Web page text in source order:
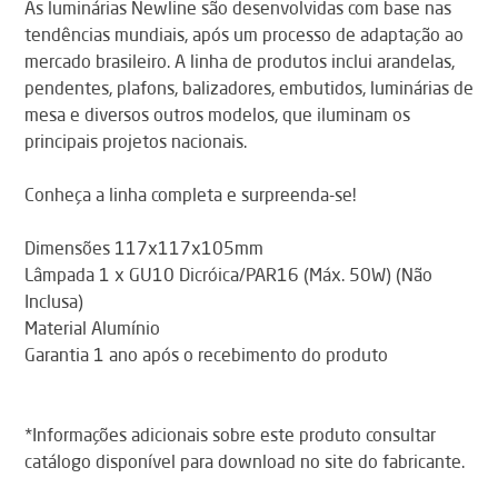
As luminárias Newline são desenvolvidas com base nas
tendências mundiais, após um processo de adaptação ao
mercado brasileiro. A linha de produtos inclui arandelas,
pendentes, plafons, balizadores, embutidos, luminárias de
mesa e diversos outros modelos, que iluminam os
principais projetos nacionais.
Conheça a linha completa e surpreenda-se!
Dimensões 117x117x105mm
Lâmpada 1 x GU10 Dicróica/PAR16 (Máx. 50W) (Não
Inclusa)
Material Alumínio
Garantia 1 ano após o recebimento do produto
*Informações adicionais sobre este produto consultar
catálogo disponível para download no site do fabricante.